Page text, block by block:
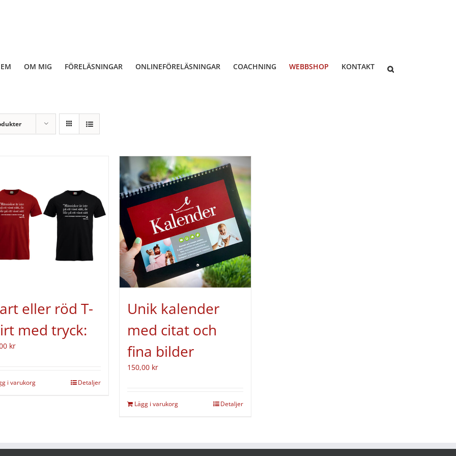
OM MIG FÖRELÄSNINGAR ONLINEFÖRELÄSNINGAR COACHNING WEBBSHOP KONTAKT
eller röd T-
med tryck:
kr
i varukorg Detaljer
Unik kalender
med citat och
fina bilder
150,00 kr
Lägg i varukorg Detaljer